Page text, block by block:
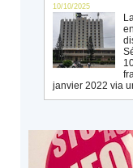
10/10/2025
janvier 2022 via